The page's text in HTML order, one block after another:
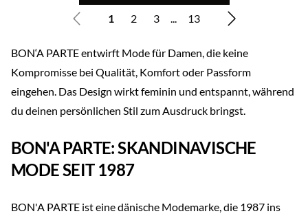
1 2 3 ... 13
BON‘A PARTE entwirft Mode für Damen, die keine
Kompromisse bei Qualität, Komfort oder Passform
eingehen. Das Design wirkt feminin und entspannt, während
du deinen persönlichen Stil zum Ausdruck bringst.
BON'A PARTE: SKANDINAVISCHE
MODE SEIT 1987
BON'A PARTE ist eine dänische Modemarke, die 1987 ins